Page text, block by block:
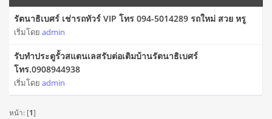
รัตนาธิเบศร์ เช่ารถทัวร์ VIP โทร 094-5014289 รถใหม่ สวย หรู
เริ่มโดย admin
รับทำประตูรั้วสแตนเลสรับต่อเติมบ้านรัตนาธิเบศร์
โทร.0908944938
เริ่มโดย admin
หน้า: [1]